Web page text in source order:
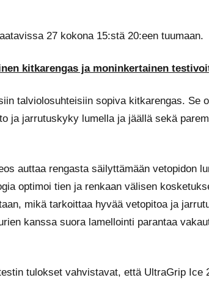
27 kokona 15:stä 20:een tuumaan.
kitkarengas ja moninkertainen
talviolosuhteisiin sopiva kitkarengas. Se
ja jarrutuskyky lumella ja jäällä sekä
auttaa rengasta säilyttämään vetopidon
optimoi tien ja renkaan välisen
mikä tarkoittaa hyvää vetopitoa ja
kanssa suora lamellointi parantaa
tulokset vahvistavat, että UltraGrip Ice